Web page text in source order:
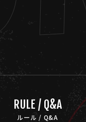
RULE / Q&A
ルール / Q&A